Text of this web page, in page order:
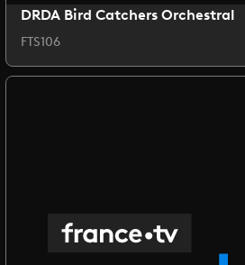
DRDA Bird Catchers Orchestral
FTS106